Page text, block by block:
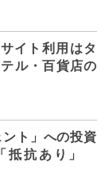
イト利用はタ
ル・百貨店の
ト」への投資
抵抗あり」